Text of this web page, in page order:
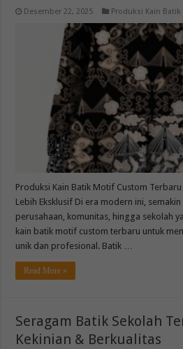
Desember 22, 2025 Produksi Kain Batik
Produksi Kain Batik Motif Custom
Lebih Eksklusif Di era modern ini,
perusahaan, komunitas, hingga sekolah
kain batik motif custom terbaru untuk
unik dan profesional. Batik …
Read More »
Seragam Batik Sekolah
Kekinian & Berkualitas